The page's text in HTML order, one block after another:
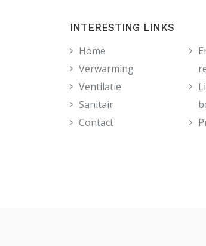
INTERESTING LINKS
Home
Verwarming
Ventilatie
Sanitair
Contact